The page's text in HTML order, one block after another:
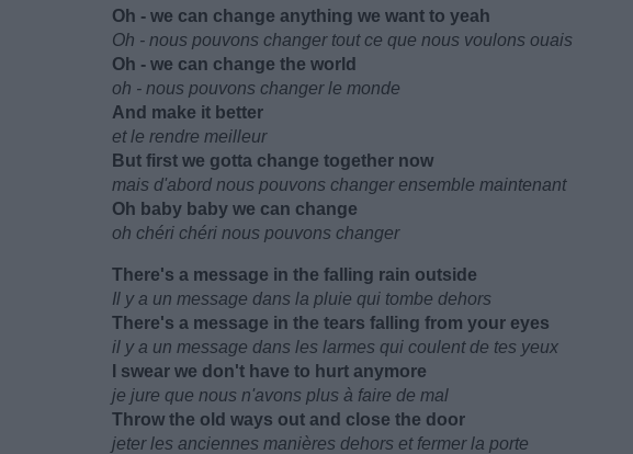
Oh - we can change anything we want to yeah
Oh - nous pouvons changer tout ce que nous voulons ouais
Oh - we can change the world
oh - nous pouvons changer le monde
And make it better
et le rendre meilleur
But first we gotta change together now
mais d'abord nous pouvons changer ensemble maintenant
Oh baby baby we can change
oh chéri chéri nous pouvons changer
There's a message in the falling rain outside
Il y a un message dans la pluie qui tombe dehors
There's a message in the tears falling from your eyes
il y a un message dans les larmes qui coulent de tes yeux
I swear we don't have to hurt anymore
je jure que nous n'avons plus à faire de mal
Throw the old ways out and close the door
jeter les anciennes manières dehors et fermer la porte